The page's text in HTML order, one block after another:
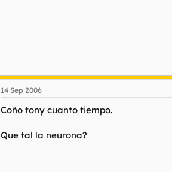
14 Sep 2006
Coño tony cuanto tiempo.
Que tal la neurona?